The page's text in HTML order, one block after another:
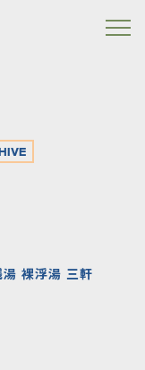
湯 裸浮湯 三軒